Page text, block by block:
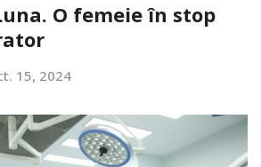
O femeie în stop
15, 2024